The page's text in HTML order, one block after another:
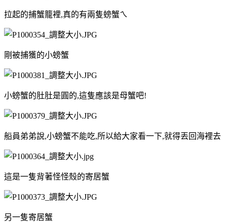
拉起的捕蟹籠裡,真的有兩隻螃蟹ㄟ
剛被捕獲的小螃蟹
小螃蟹的肚肚是圓的,這隻應該是母蟹吧!
船員弟弟說,小螃蟹不能吃,所以給大家看一下,就得丟回海裡去
這是一隻背著怪怪殼的寄居蟹
另一隻寄居蟹